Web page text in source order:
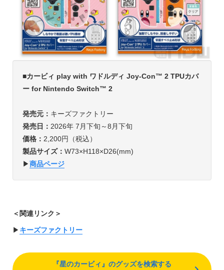
■カービィ play with ワドルディ Joy-Con™ 2 TPUカバ
ー for Nintendo Switch™ 2
発売元： キーズファクトリー
発売日： 2026年 7月下旬～8月下旬
価格： 2,200円（税込）
製品サイズ： W73×H118×D26(mm)
▶︎商品ページ
＜関連リンク＞
▶︎ キーズファクトリー
『星のカービィ』のグッズを検索する